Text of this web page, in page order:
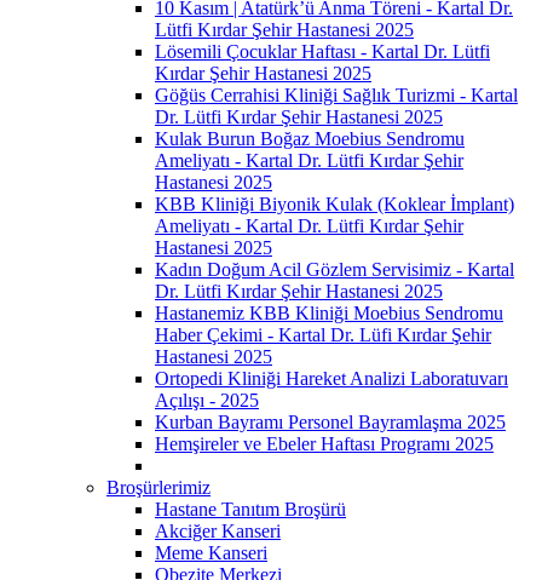
10 Kasım | Atatürk’ü Anma Töreni - Kartal Dr.
Lütfi Kırdar Şehir Hastanesi 2025
Lösemili Çocuklar Haftası - Kartal Dr. Lütfi
Kırdar Şehir Hastanesi 2025
Göğüs Cerrahisi Kliniği Sağlık Turizmi - Kartal
Dr. Lütfi Kırdar Şehir Hastanesi 2025
Kulak Burun Boğaz Moebius Sendromu
Ameliyatı - Kartal Dr. Lütfi Kırdar Şehir
Hastanesi 2025
KBB Kliniği Biyonik Kulak (Koklear İmplant)
Ameliyatı - Kartal Dr. Lütfi Kırdar Şehir
Hastanesi 2025
Kadın Doğum Acil Gözlem Servisimiz - Kartal
Dr. Lütfi Kırdar Şehir Hastanesi 2025
Hastanemiz KBB Kliniği Moebius Sendromu
Haber Çekimi - Kartal Dr. Lüfi Kırdar Şehir
Hastanesi 2025
Ortopedi Kliniği Hareket Analizi Laboratuvarı
Açılışı - 2025
Kurban Bayramı Personel Bayramlaşma 2025
Hemşireler ve Ebeler Haftası Programı 2025
Broşürlerimiz
Hastane Tanıtım Broşürü
Akciğer Kanseri
Meme Kanseri
Obezite Merkezi